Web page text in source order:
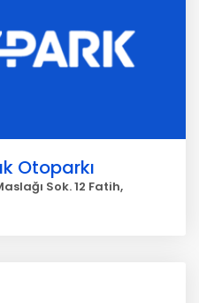
Otoparkı
Sok. 12 Fatih,